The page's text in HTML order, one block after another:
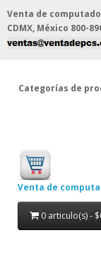
Venta de
CDMX, México 800-
Categorías de
Venta de
0 articulo(s) -